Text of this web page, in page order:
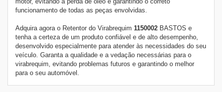
funcionamento de todas as peças envolvidas.
Adquira agora o Retentor do Virabrequim 1150002 BASTOS e
tenha a certeza de um produto confiável e de alto desempenho,
desenvolvido especialmente para atender às necessidades do seu
veículo. Garanta a qualidade e a vedação necessárias para o
virabrequim, evitando problemas futuros e garantindo o melhor
para o seu automóvel.